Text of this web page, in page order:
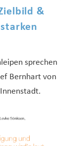
&
sprechen
Bernhart von